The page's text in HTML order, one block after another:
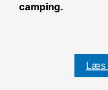
camping.
Læs